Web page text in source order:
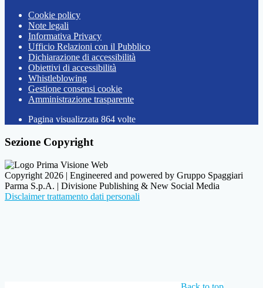
Cookie policy
Note legali
Informativa Privacy
Ufficio Relazioni con il Pubblico
Dichiarazione di accessibilità
Obiettivi di accessibilità
Whistleblowing
Gestione consensi cookie
Amministrazione trasparente
Pagina visualizzata 864 volte
Sezione Copyright
Copyright 2026 | Engineered and powered by Gruppo Spaggiari
Parma S.p.A. | Divisione Publishing & New Social Media
Disclaimer trattamento dati personali